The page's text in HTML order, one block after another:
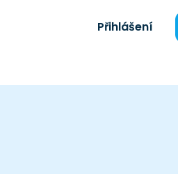
Přihlášení